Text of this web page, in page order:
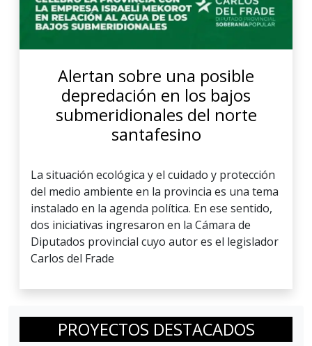
Alertan sobre una posible
depredación en los bajos
submeridionales del norte
santafesino
La situación ecológica y el cuidado y protección
del medio ambiente en la provincia es una tema
instalado en la agenda política. En ese sentido,
dos iniciativas ingresaron en la Cámara de
Diputados provincial cuyo autor es el legislador
Carlos del Frade
PROYECTOS DESTACADOS